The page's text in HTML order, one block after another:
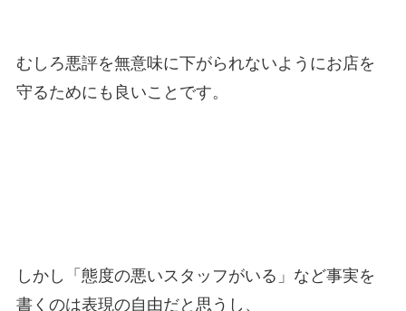
むしろ悪評を無意味に下がられないようにお店を
守るためにも良いことです。
しかし「態度の悪いスタッフがいる」など事実を
書くのは表現の自由だと思うし、